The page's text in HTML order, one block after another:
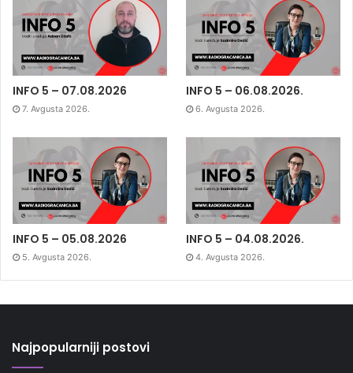
INFO 5 – 07.08.2026
7. Avgusta 2026.
INFO 5 – 06.08.2026.
6. Avgusta 2026.
INFO 5 – 05.08.2026
5. Avgusta 2026.
INFO 5 – 04.08.2026.
4. Avgusta 2026.
Najpopularniji postovi